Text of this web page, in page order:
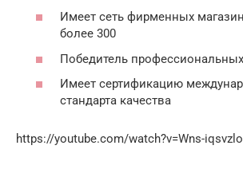
Имеет сеть фирменных
более 300
Победитель
Имеет сертификацию
стандарта качества
https://youtube.com/watch?v=Wns-iqsvzlo